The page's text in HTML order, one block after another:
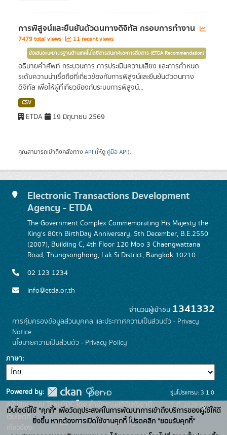
การพิสูจน์และยืนยันตัวตนทางดิจิทัล กรอบการทำงาน
7479 total views 11 recent views
ข้อเสนอแนะมาตรฐานด้านเทคโนโลยีสารสนเทศและการสื่อสาร (ETDA Recommendation)
อธิบายคำศัพท์ กระบวนการ การประเมินความเสี่ยง และการกำหนด
ระดับความน่าเชื่อถือที่เกี่ยวข้องกับการพิสูจน์และยืนยันตัวตนทาง
ดิจิทัล เพื่อให้ผู้ที่เกี่ยวข้องกับระบบการพิสูจน์...
CSV
ETDA 19 มิถุนายน 2569
คุณสามารถเข้าถึงคลังทาง API (ให้ดู คู่มือ API).
Electronic Transactions Development
Agency - ETDA
The Government Complex Commemorating His Majesty the
King's 80th BirthDay Anniversary, 5th December, B.E.2550
(2007), Building C, 4th Floor 120 Moo 3 Chaengwattana
Road, Thungsonghong, Lak Si District, Bangkok 10210
02 123 1234
info@etda.or.th
จำนวนผู้เข้าชม 1341332
การคุ้มครองข้อมูลส่วนบุคคล และประกาศความเป็นส่วนตัว - Privacy
Notice
นโยบายความเป็นส่วนตัว - Privacy Policy
ภาษา
Powered by:
สนับสนุนระบบ Thai-GDC โดย สำนักงานสถิติแห่งชาติ
เว็บไซต์ที่
เกี่ยวข้อง:
ระบบบัญชีข้อมูลภาครัฐ
รุ่นโปรแกรม: 3.1.0
วันที่: 2026-06-
22
เว็บไซต์นี้ใช้ "คุกกี้" เพื่อวัตถุประสงค์ในการพัฒนาการเข้าถึงบริการของผู้ใช้ให้ดี
ยิ่งขึ้น หากต้องการเปิดใช้งานคุกกี้ โปรดคลิก "ยอมรับคุกกี้"
x